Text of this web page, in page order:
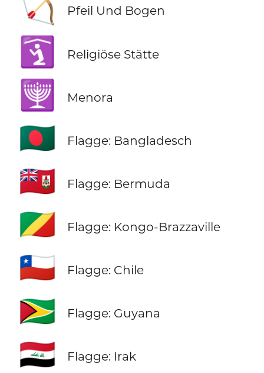
🏹 Pfeil Und Bogen
🛐 Religiöse Stätte
🕎 Menora
🇧🇩 Flagge: Bangladesch
🇧🇲 Flagge: Bermuda
🇨🇬 Flagge: Kongo-Brazzaville
🇨🇱 Flagge: Chile
🇬🇾 Flagge: Guyana
🇮🇶 Flagge: Irak